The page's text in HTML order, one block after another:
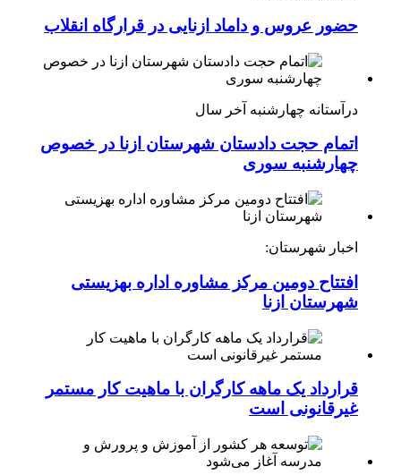
حضور عروس و داماد ازنایی در قرارگاه انقلاب
درآستانه چهارشنبه آخر سال
اتمام حجت دادستان شهرستان ازنا در خصوص
چهارشنبه ‌سوری
اخبار شهرستان:
افتتاح دومین مرکز مشاوره اداره بهزیستی
شهرستان ازنا
قرارداد یک ماهه کارگران با ماهیت کار مستمر
غیرقانونی است